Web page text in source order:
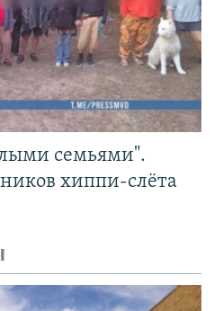
семьями".
хиппи-слёта